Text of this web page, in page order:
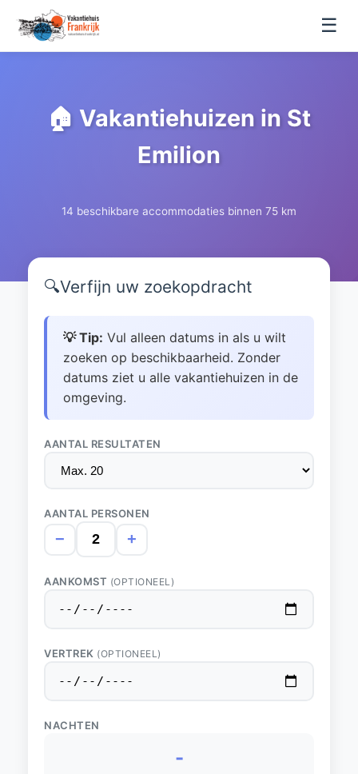
☰
🏠 Vakantiehuizen in St
Emilion
14 beschikbare accommodaties binnen 75 km
🔍Verfijn uw zoekopdracht
💡 Tip: Vul alleen datums in als u wilt
zoeken op beschikbaarheid. Zonder
datums ziet u alle vakantiehuizen in de
omgeving.
AANTAL RESULTATEN
AANTAL PERSONEN
− +
AANKOMST (OPTIONEEL)
VERTREK (OPTIONEEL)
NACHTEN
-